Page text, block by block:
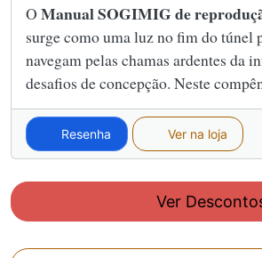
O Manual SOGIMIG de
surge como uma luz no fim do túnel
navegam pelas chamas ardentes da
desafios de concepção. Neste
Resenha Ver na loja
Ver